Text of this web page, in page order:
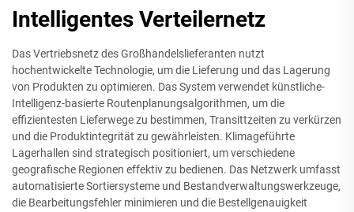
Intelligentes Verteilernetz
Das Vertriebsnetz des Großhandelslieferanten nutzt
hochentwickelte Technologie, um die Lieferung und das Lagerung
von Produkten zu optimieren. Das System verwendet künstliche-
Intelligenz-basierte Routenplanungsalgorithmen, um die
effizientesten Lieferwege zu bestimmen, Transittzeiten zu verkürzen
und die Produktintegrität zu gewährleisten. Klimageführte
Lagerhallen sind strategisch positioniert, um verschiedene
geografische Regionen effektiv zu bedienen. Das Netzwerk umfasst
automatisierte Sortiersysteme und Bestandverwaltungswerkzeuge,
die Bearbeitungsfehler minimieren und die Bestellgenauigkeit